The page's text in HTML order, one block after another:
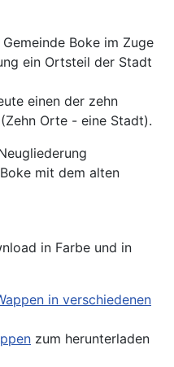
Boke im Zuge
ein Ortsteil der Stadt
einen der zehn
Orte - eine Stadt).
mit dem alten
in Farbe und in
zum herunterladen